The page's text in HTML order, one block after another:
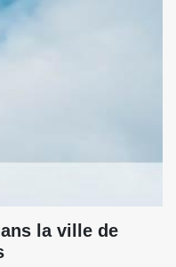
la ville de